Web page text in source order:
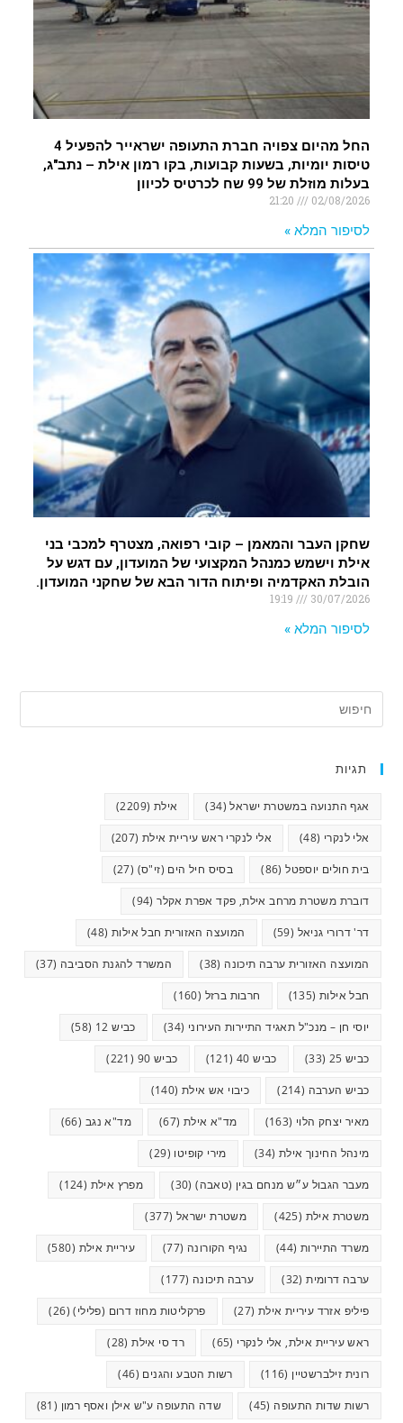
החל מהיום צפויה חברת התעופה ישראייר להפעיל 4
טיסות יומיות, בשעות קבועות, בקו רמון אילת – נתב"ג,
בעלות מוזלת של 99 שח לכרטיס לכיוון
02/08/2026
לסיפור המלא »
שחקן העבר והמאמן – קובי רפואה, מצטרף למכבי בני
אילת וישמש כמנהל המקצועי של המועדון, עם דגש על
הובלת האקדמיה ופיתוח הדור הבא של שחקני המועדון.
30/07/2026
לסיפור המלא »
תגיות
אגף התנועה במשטרת ישראל(34) אילת (2209)
אלי לנקרי (48) אלי לנקרי ראש עיריית אילת (207)
בית חולים יוספטל(86) בסיס חיל הים (זי"ס) (27)
דוברת משטרת מרחב אילת, פקד אפרת אקלר(94)
דר' דרורי גניאל (59) המועצה האזורית חבל אילות (48)
המועצה האזורית ערבה תיכונה (38) המשרד להגנת הסביבה (37)
חבל אילות (135) חרבות ברזל (160)
יוסי חן – מנכ"ל תאגיד התיירות העירוני (34) כביש 12 (58)
כביש 25 (33) כביש 40 (121) כביש 90 (221)
כביש הערבה (214) כיבוי אש אילת (140)
מאיר יצחק הלוי (163) מד"א אילת (67) מד"א נגב (66)
מינהל החינוך אילת (34) מירי קופיטו (29)
מעבר הגבול ע״ש מנחם בגין (טאבה)(30) מפרץ אילת (124)
משטרת אילת (425) משטרת ישראל (377)
משרד התיירות (44) נגיף הקורונה (77) עיריית אילת (580)
ערבה דרומית(32) ערבה תיכונה (177)
פיליפ אזרד עיריית אילת (27) פרקליטות מחוז דרום (פלילי)(26)
ראש עיריית אילת, אלי לנקרי (65) רד סי אילת(28)
רונית זילברשטיין (116) רשות הטבע והגנים (46)
רשות שדות התעופה (45) שדה התעופה ע"ש אילן ואסף רמון (81)